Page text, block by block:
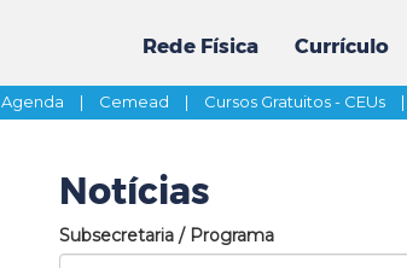
Rede Física Currículo
Agenda | Cemead | Cursos Gratuitos - CEUs |
Notícias
Subsecretaria / Programa